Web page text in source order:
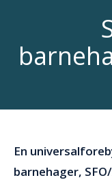
En
barnehager,